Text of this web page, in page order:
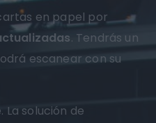
en papel por
. Tendrás un
escanear con su
solución de